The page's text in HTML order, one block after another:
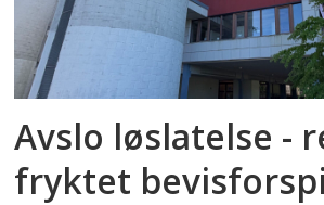
Avslo løslatelse -
fryktet